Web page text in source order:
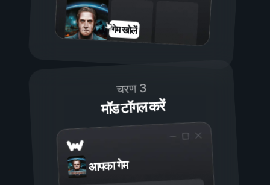
गेम खोलें
चरण 3
मॉड टॉगल करें
आपका गेम